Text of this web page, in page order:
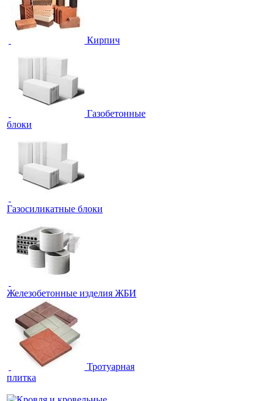
Кирпич
Газобетонные
блоки
Газосиликатные блоки
Железобетонные изделия ЖБИ
Тротуарная
плитка